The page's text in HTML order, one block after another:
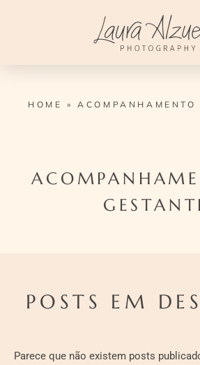
HOME »ACOMPANHAMENTO
POSTS EM
Parece que não existem posts